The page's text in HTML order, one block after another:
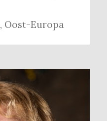
, Oost-Europa